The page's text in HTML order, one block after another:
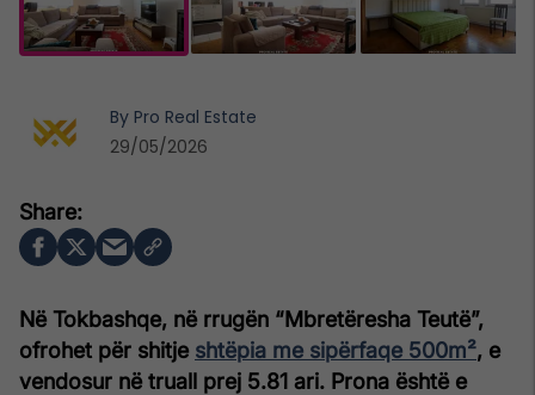
Në Tokbashqe, në rrugën “Mbretëresha Teutë”,
ofrohet për shitje shtëpia me sipërfaqe 500m², e
vendosur në truall prej 5.81 ari. Prona është e
By Pro Real Estate
29/05/2026